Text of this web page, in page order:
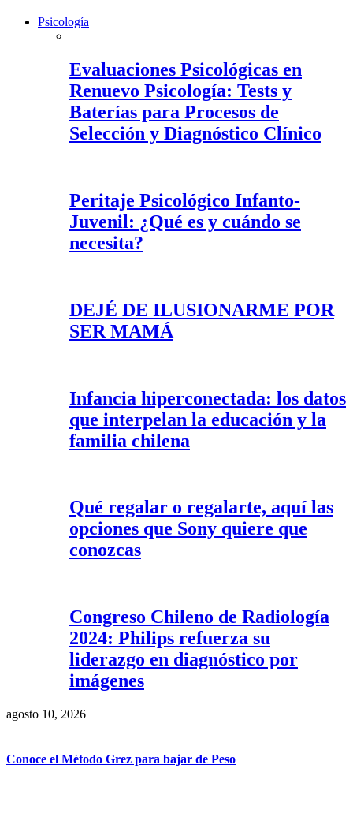
Psicología
Evaluaciones Psicológicas en
Renuevo Psicología: Tests y
Baterías para Procesos de
Selección y Diagnóstico Clínico
Peritaje Psicológico Infanto-
Juvenil: ¿Qué es y cuándo se
necesita?
DEJÉ DE ILUSIONARME POR
SER MAMÁ
Infancia hiperconectada: los datos
que interpelan la educación y la
familia chilena
Qué regalar o regalarte, aquí las
opciones que Sony quiere que
conozcas
Congreso Chileno de Radiología
2024: Philips refuerza su
liderazgo en diagnóstico por
imágenes
agosto 10, 2026
Conoce el Método Grez para bajar de Peso